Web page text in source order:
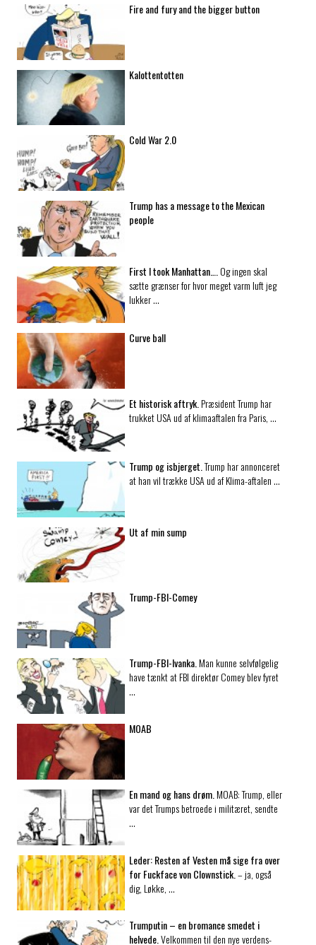
Fire and fury and the bigger button
Kalottentotten
Cold War 2.0
Trump has a message to the Mexican
people
First I took Manhattan…. Og ingen skal
sætte grænser for hvor meget varm luft jeg
lukker …
Curve ball
Et historisk aftryk. Præsident Trump har
trukket USA ud af klimaaftalen fra Paris, …
Trump og isbjerget.Trump har annonceret
at han vil trække USA ud af Klima-aftalen …
Ut af min sump
Trump-FBI-Comey
Trump-FBI-Ivanka.Man kunne selvfølgelig
have tænkt at FBI direktør Comey blev fyret
…
MOAB
En mand og hans drøm. MOAB: Trump, eller
var det Trumps betroede i militæret, sendte
…
Leder:Resten af Vesten må sige fra over
for Fuckface von Clownstick. – ja, også
dig, Løkke, …
Trumputin – en bromance smedet i
helvede.Velkommen til den nye verdens-